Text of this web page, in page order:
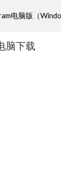
电脑版（
脑下载